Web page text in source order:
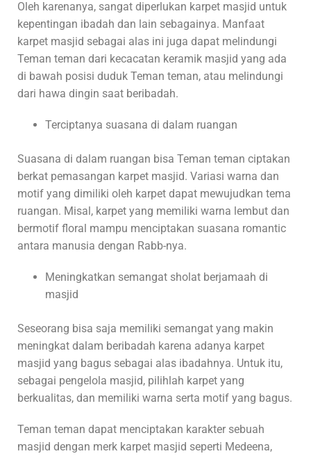
Oleh karenanya, sangat diperlukan karpet masjid untuk
kepentingan ibadah dan lain sebagainya. Manfaat
karpet masjid sebagai alas ini juga dapat melindungi
Teman teman dari kecacatan keramik masjid yang ada
di bawah posisi duduk Teman teman, atau melindungi
dari hawa dingin saat beribadah.
Terciptanya suasana di dalam ruangan
Suasana di dalam ruangan bisa Teman teman ciptakan
berkat pemasangan karpet masjid. Variasi warna dan
motif yang dimiliki oleh karpet dapat mewujudkan tema
ruangan. Misal, karpet yang memiliki warna lembut dan
bermotif floral mampu menciptakan suasana romantic
antara manusia dengan Rabb-nya.
Meningkatkan semangat sholat berjamaah di
masjid
Seseorang bisa saja memiliki semangat yang makin
meningkat dalam beribadah karena adanya karpet
masjid yang bagus sebagai alas ibadahnya. Untuk itu,
sebagai pengelola masjid, pilihlah karpet yang
berkualitas, dan memiliki warna serta motif yang bagus.
Teman teman dapat menciptakan karakter sebuah
masjid dengan merk karpet masjid seperti Medeena,